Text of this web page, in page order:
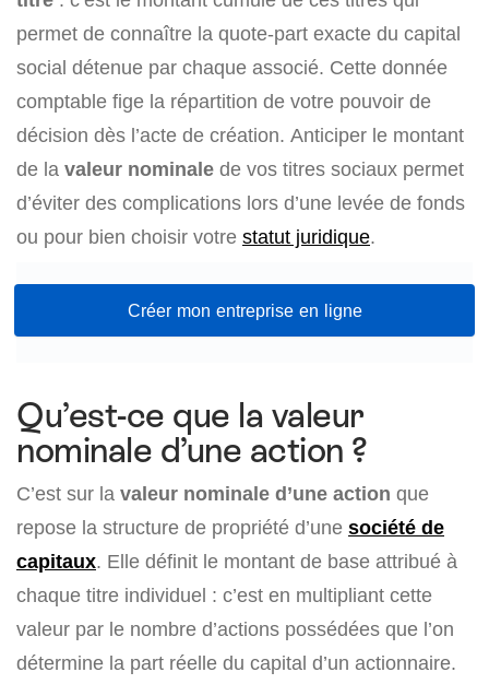
permet de connaître la quote-part exacte du capital
social détenue par chaque associé. Cette donnée
comptable fige la répartition de votre pouvoir de
décision dès l’acte de création. Anticiper le montant
de la valeur nominale de vos titres sociaux permet
d’éviter des complications lors d’une levée de fonds
ou pour bien choisir votre statut juridique.
Créer mon entreprise en ligne
Qu’est-ce que la valeur
nominale d’une action ?
C’est sur la valeur nominale d’une action que
repose la structure de propriété d’une société de
capitaux. Elle définit le montant de base attribué à
chaque titre individuel : c’est en multipliant cette
valeur par le nombre d’actions possédées que l’on
détermine la part réelle du capital d’un actionnaire.